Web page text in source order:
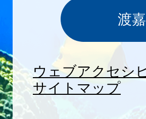
渡
ウェブアクセシ
サイトマップ